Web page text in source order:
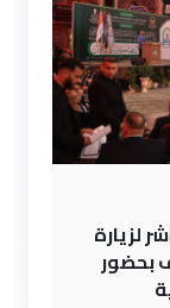
لزيارة
بحضور